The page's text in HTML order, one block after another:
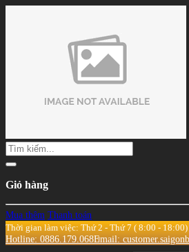
Giỏ hàng
Mua thêm Thanh toán
Thời gian làm việc: Thứ 2 - Thứ 7 ( 8:00 - 18:00)
Hotline: 0886.179.068Email: